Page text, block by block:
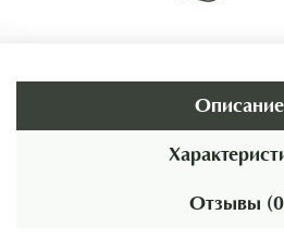
Описание
Отзывы